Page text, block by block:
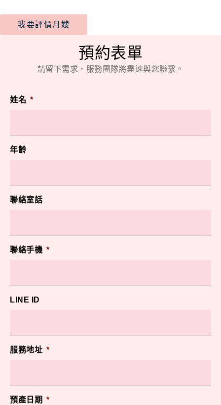
我要評價月嫂
預約表單
請留下需求，服務團隊將盡速與您聯繫。
姓名 *
年齡
聯絡室話
聯絡手機 *
LINE ID
服務地址 *
預產日期 *